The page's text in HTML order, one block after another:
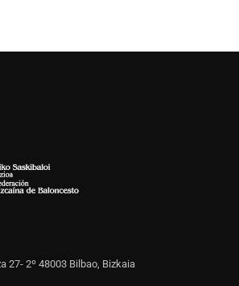
27- 2º 48003 Bilbao, Bizkaia